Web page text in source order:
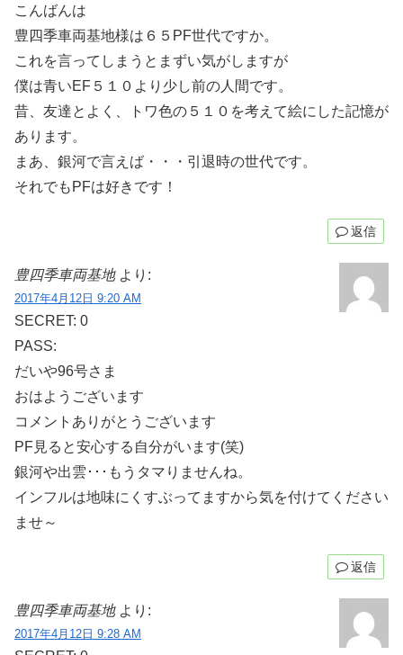
こんばんは
豊四季車両基地様は６５PF世代ですか。
これを言ってしまうとまずい気がしますが
僕は青いEF５１０より少し前の人間です。
昔、友達とよく、トワ色の５１０を考えて絵にした記憶が
あります。
まあ、銀河で言えば・・・引退時の世代です。
それでもPFは好きです！
返信
豊四季車両基地 より:
2017年4月12日 9:20 AM
SECRET: 0
PASS:
だいや96号さま
おはようございます
コメントありがとうございます
PF見ると安心する自分がいます(笑)
銀河や出雲･･･もうタマりませんね。
インフルは地味にくすぶってますから気を付けてください
ませ～
返信
豊四季車両基地 より:
2017年4月12日 9:28 AM